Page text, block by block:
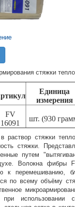
стяжки
Единица
измерения
FV
16091
шт. (930
раствор стяжки
стяжки.
путем
Волокна фибры
к перемешиванию,
по всему объёму
при использовании